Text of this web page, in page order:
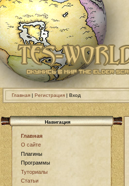
Главная| Регистрация| Вход
Навигация
Главная
О сайте
Плагины
Программы
Туториалы
Статьи